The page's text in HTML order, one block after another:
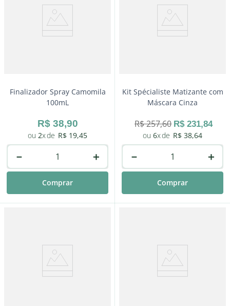
Finalizador Spray Camomila
100mL
R$ 38,90
2 R$ 19,45
＋
－
Comprar
Kit Spécialiste Matizante com
Máscara Cinza
R$257,60 R$ 231,84
6
R$ 38,64
＋
－
Comprar